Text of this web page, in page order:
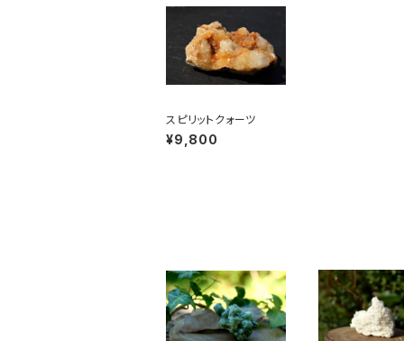
スピリットクォーツ
¥9,800